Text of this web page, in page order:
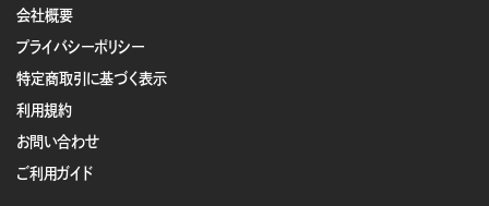
会社概要
プライバシーポリシー
特定商取引に基づく表示
利用規約
お問い合わせ
ご利用ガイド